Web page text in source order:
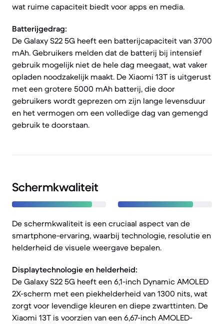
wat ruime capaciteit biedt voor apps en media.
Batterijgedrag:
De Galaxy S22 5G heeft een batterijcapaciteit van 3700
mAh. Gebruikers melden dat de batterij bij intensief
gebruik mogelijk niet de hele dag meegaat, wat vaker
opladen noodzakelijk maakt. De Xiaomi 13T is uitgerust
met een grotere 5000 mAh batterij, die door
gebruikers wordt geprezen om zijn lange levensduur
en het vermogen om een volledige dag van gemengd
gebruik te doorstaan.
Schermkwaliteit
De schermkwaliteit is een cruciaal aspect van de
smartphone-ervaring, waarbij technologie, resolutie en
helderheid de visuele weergave bepalen.
Displaytechnologie en helderheid:
De Galaxy S22 5G heeft een 6,1-inch Dynamic AMOLED
2X-scherm met een piekhelderheid van 1300 nits, wat
zorgt voor levendige kleuren en diepe zwarttinten. De
Xiaomi 13T is voorzien van een 6,67-inch AMOLED-